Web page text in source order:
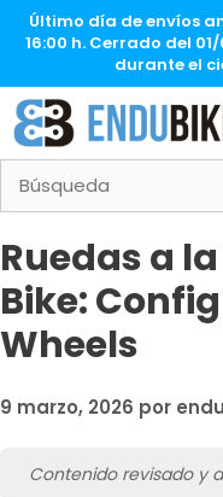
SaltarÚltimo día de envíos
16:00 h. Cerrado del
durante el
Ruedas a
Bike:
Wheels
9 marzo, 2026 por
Contenido revisado y